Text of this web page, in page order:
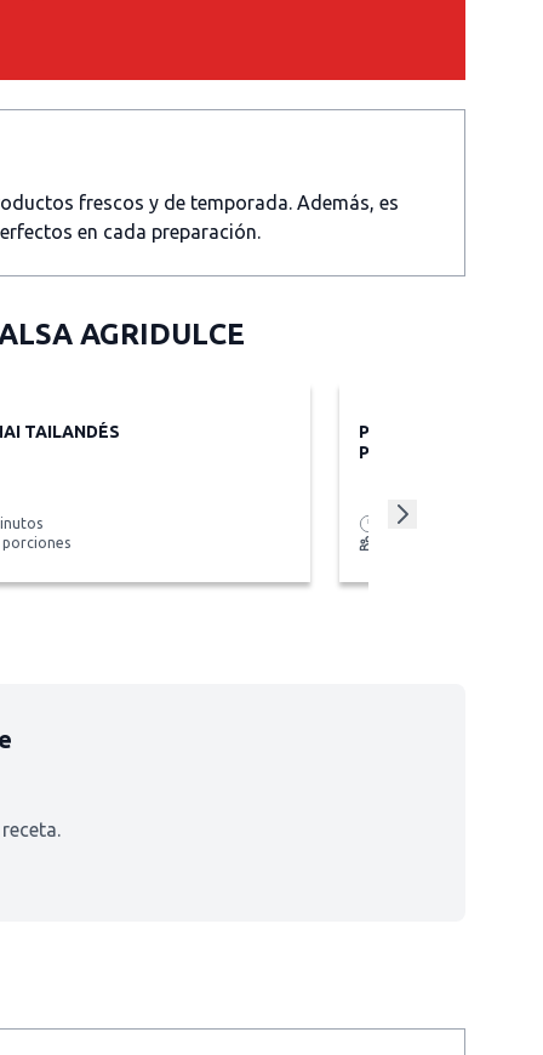
frescos y de temporada. Además, es
en cada preparación.
AGRIDULCE
TAILANDÉS
porciones
POLLO AGRIDULCE
PIÑA
30 minutos